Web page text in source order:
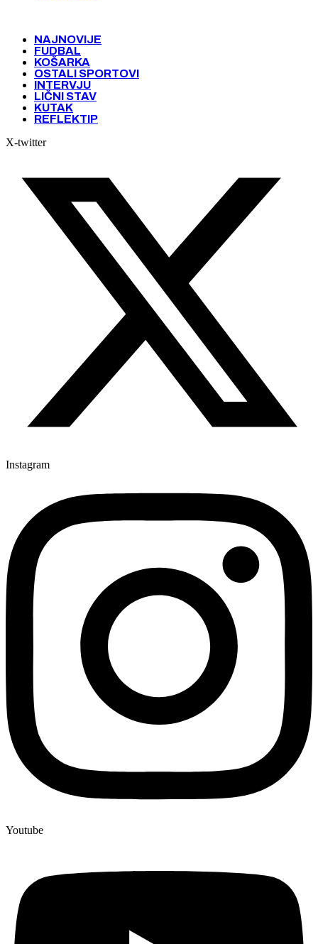
NAJNOVIJE
FUDBAL
KOŠARKA
OSTALI SPORTOVI
INTERVJU
LIČNI STAV
KUTAK
REFLEKTIP
X-twitter
Instagram
Youtube